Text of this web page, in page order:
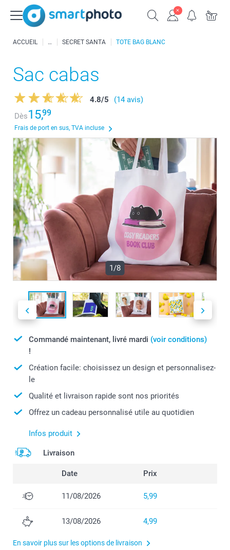
ACCUEIL SECRET SANTA TOTE BAG BLANC
Sac cabas
4.8/5
(14 avis)
Dès15,99
Frais de port en sus, TVA incluse
1/8
Commandé maintenant, livré mardi (voir conditions)
!
Création facile: choisissez un design et personnalisez-
le
Qualité et livraison rapide sont nos priorités
Offrez un cadeau personnalisé utile au quotidien
Infos produit
Livraison
Date Prix
11/08/2026 5,99
13/08/2026 4,99
En savoir plus sur les options de livraison